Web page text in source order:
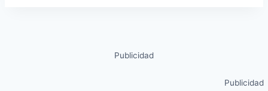
Publicidad
Publicidad